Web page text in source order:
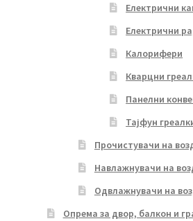
Електрични
Електрични
Калорифери
Кварцни
Панелни
Тајфун
Прочистувачи на
Навлажнувачи на
Одвлажнувачи на
Опрема за двор, балкон и